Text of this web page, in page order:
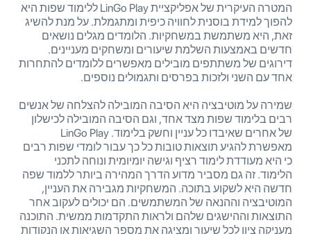
המטרה העיקרית של אפליקציית LinGo Play ללימוד שפות היא
להפוך למידת בוסנית לחוויה כיפית ומתגמלת. על מנת להשיג
זאת, היא משתמשת במשחקיות. הלומדים מגלים נושאים
חדשים באמצעות השלמת שיעורים ומשחקים מעניינים.
דירוגים של משתתפים מובילים מאפשרים ללומדים להתחרות
אחד עם השני ולזכות בפרסים ותגמולים נוספים.
שמירה על מוטיבציה היא הסיבה המובילה להצלחה של אנשים
רבים בלימוד שפות מצד אחד, וגם הסיבה המובילה לכישלון
של אחרים שאיבדו כל עניין וחשק בלימוד. LinGo Play
מאפשרת להגיע תוצאות טובות כל כך עבור לומדי שפות רבים
כי היא מעודדת לימוד רציף וגישה יומיומית ונוחה לתכני
הלימוד. זה גם מסביר מדוע הדרך המהירה ביותר ללמוד שפה
חדשה היא לשקוע בתוכה. המשחקיות מגבירה את העניין,
המוטיבציה וההנאה של המשתמשים. הם יכולים לעקוב אחר
התוצאות וההישגים שלהם ולראות התקדמות ממשית. התוכנה
מעניקה ציון לכל שיעור ומציגה את מספר השגיאות או הנקודות